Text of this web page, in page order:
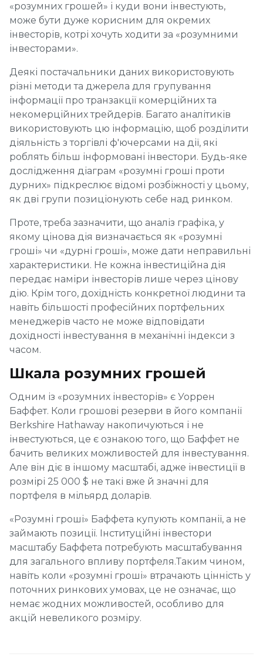
«розумних грошей» і куди вони інвестують,
може бути дуже корисним для окремих
інвесторів, котрі хочуть ходити за «розумними
інвесторами».
Деякі постачальники даних використовують
різні методи та джерела для групування
інформації про транзакції комерційних та
некомерційних трейдерів. Багато аналітиків
використовують цю інформацію, щоб розділити
діяльність з торгівлі ф'ючерсами на дії, які
роблять більш інформовані інвестори. Будь-яке
дослідження діаграм «розумні гроші проти
дурних» підкреслює відомі розбіжності у цьому,
як дві групи позиціонують себе над ринком.
Проте, треба зазначити, що аналіз графіка, у
якому цінова дія визначається як «розумні
гроші» чи «дурні гроші», може дати неправильні
характеристики. Не кожна інвестиційна дія
передає наміри інвесторів лише через цінову
дію. Крім того, дохідність конкретної людини та
навіть більшості професійних портфельних
менеджерів часто не може відповідати
дохідності інвестування в механічні індекси з
часом.
Шкала розумних грошей
Одним із «розумних інвесторів» є Уоррен
Баффет. Коли грошові резерви в його компанії
Berkshire Hathaway накопичуються і не
інвестуються, це є ознакою того, що Баффет не
бачить великих можливостей для інвестування.
Але він діє в іншому масштабі, адже інвестиції в
розмірі 25 000 $ не такі вже й значні для
портфеля в мільярд доларів.
«Розумні гроші» Баффета купують компанії, а не
займають позиції. Інституційні інвестори
масштабу Баффета потребують масштабування
для загального впливу портфеля.Таким чином,
навіть коли «розумні гроші» втрачають цінність у
поточних ринкових умовах, це не означає, що
немає жодних можливостей, особливо для
акцій невеликого розміру.